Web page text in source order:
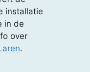
installatie
in de
over
.